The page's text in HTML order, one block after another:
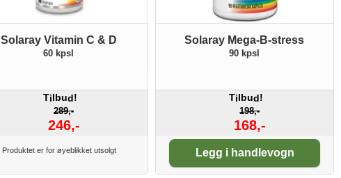
Solaray Vitamin C & D
60 kpsl
Tilbud!
289,-
246,-
Produktet er for øyeblikket utsolgt
Solaray Mega-B-stress
90 kpsl
Tilbud!
198,-
168,-
Legg i handlevogn